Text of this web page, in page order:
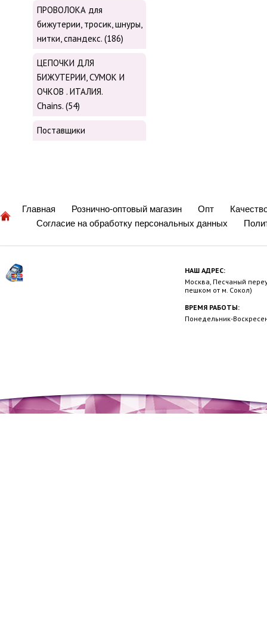
ПРОВОЛОКА для
бижутерии, тросик, шнуры,
нитки, cпандекс. (186)
ЦЕПОЧКИ ДЛЯ
БИЖУТЕРИИ, СУМОК И
ОЧКОВ . ИТАЛИЯ.
Chains. (54)
Поставщики
Главная Рознично-оптовый магазин Опт
Согласие на обработку персональных данных
НАШ АДРЕС:
Москва, Песчаный
пешком от м. Сокол)
ВРЕМЯ РАБОТЫ:
Понедельник-